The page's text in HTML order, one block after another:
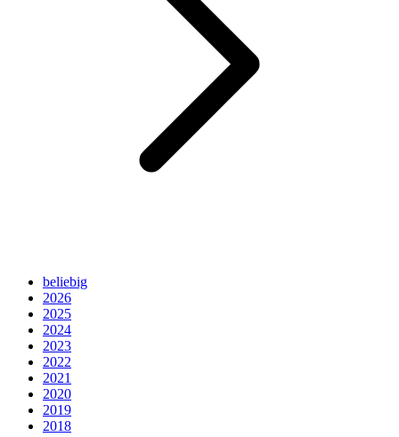
beliebig
2026
2025
2024
2023
2022
2021
2020
2019
2018